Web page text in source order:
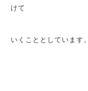
けて
いくこととしています。